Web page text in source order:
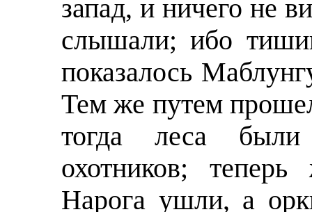
запад, и ничего не
слышали; ибо
показалось
Тем же путем
тогда леса
охотников;
Нарога ушли, а